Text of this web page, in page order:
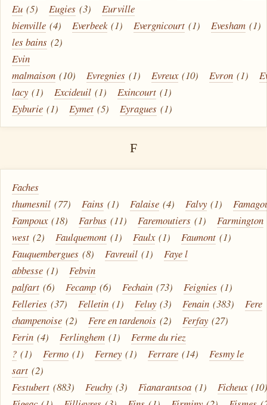
Eu (5) Eugies (3)
Eurville
bienville (4) Everbeek (1) Evergnicourt (1) Evesham (1)
les bains (2)
Evin
malmaison (10) Evregnies (1) Evreux (10) Evron (1)
lacy (1) Excideuil (1) Exincourt (1)
Eyburie (1) Eymet (5) Eyragues (1)
F
Faches
thumesnil (77) Fains (1) Falaise (4) Falvy (1)
Fampoux (18) Farbus (11) Faremoutiers (1)
Farmington
west (2) Faulquemont (1) Faulx (1) Faumont (1)
Fauquembergues (8) Favreuil (1)
Faye l
abbesse (1)
Febvin
palfart (6) Fecamp (6) Fechain (73) Feignies (1)
Felleries (37) Felletin (1) Feluy (3) Fenain (383)
Fere
champenoise (2) Fere en tardenois (2) Ferfay (27)
Ferin (4) Ferlinghem (1)
Ferme du riez
? (1) Fermo (1) Ferney (1) Ferrare (14)
Fesmy le
sart (2)
Festubert (883) Feuchy (3) Fianarantsoa (1) Ficheux